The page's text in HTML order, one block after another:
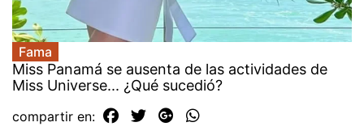
Fama
Miss Panamá se ausenta de las actividades de
Miss Universe... ¿Qué sucedió?
compartir en: